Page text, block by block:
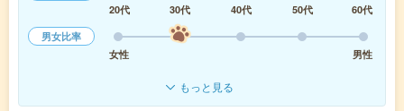
20代
30代 40代 50代
60代
男女比率
女性
男性
もっと見る